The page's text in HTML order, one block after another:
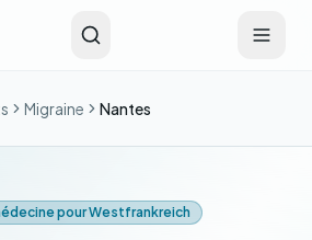
Migraine Nantes
pour Westfrankreich